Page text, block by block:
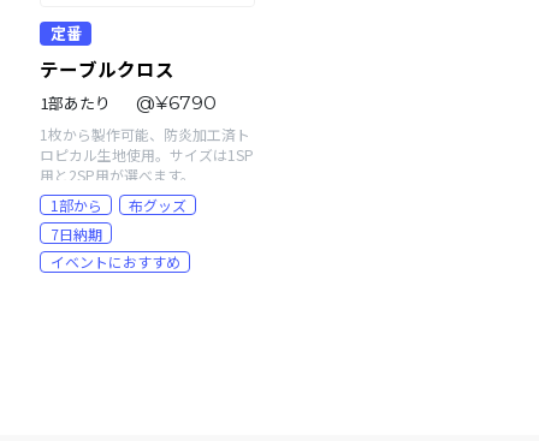
定番
テーブルクロス
1部あたり @¥6790
1枚から製作可能、防炎加工済ト
ロピカル生地使用。サイズは1SP
用と2SP用が選べます。
1部から
布グッズ
7日納期
イベントにおすすめ